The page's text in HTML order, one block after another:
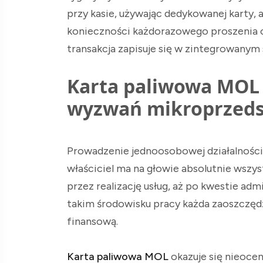
przy kasie, używając dedykowanej
konieczności każdorazowego proszenia
transakcja zapisuje się w
Karta paliwowa
wyzwań
Prowadzenie jednoosobowej
właściciel ma na głowie absolutnie
przez realizację usług, aż po kwestie
takim środowisku pracy każda
finansową.
Karta paliwowa MOLokazuje się